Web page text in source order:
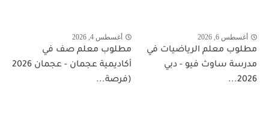
أغسطس 6, 2026
مطلوب معلم الرياضيات في
مدرسة ساوث فيو - دبي
2026...
أغسطس 4, 2026
مطلوب معلم صف في
أكاديمية عجمان - عجمان 2026
(فرصة...